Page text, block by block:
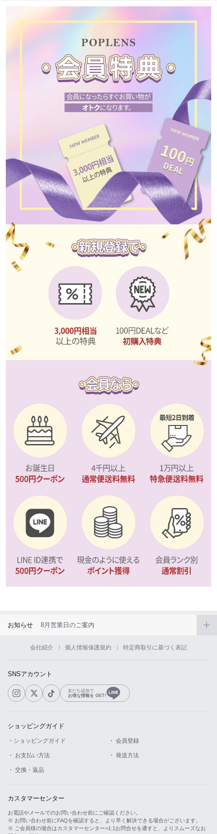
アプリダウンロード
TWITTER LINE FACEBOOK
お知らせ 8月営業日のご案内
会社紹介 個人情報保護規約 特定商取引に基づく表記
SNSアカウント
友だち追加で
お得な情報を GET!
ショッピングガイド
・ショッピングガイド ・ 会員登録
・ お支払い方法 ・ 発送方法
・ 交換・返品
カスタマーセンター
お電話やメールでのお問い合わせ前にご確認ください。
※ お問い合わせ前にFAQを確認すると、より早く解決できる場合がございます。
※ ご会員様の場合はカスタマーセンター>1:1お問合せを通すと、よりスムーズなお